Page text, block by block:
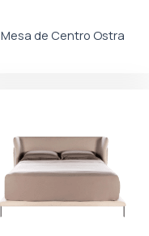
Mesa de Centro Ostra